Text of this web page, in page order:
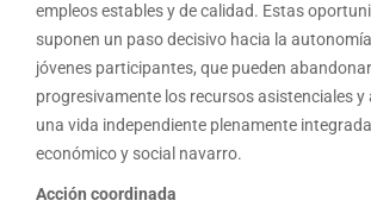
empleos estables y de calidad. Estas
suponen un paso decisivo hacia la
jóvenes participantes, que pueden abandonar
progresivamente los recursos asistenciales y
una vida independiente plenamente
económico y social navarro.
Acción coordinada